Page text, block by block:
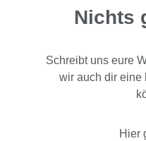
Nichts
Schreibt uns eure
wir auch dir eine
Hier